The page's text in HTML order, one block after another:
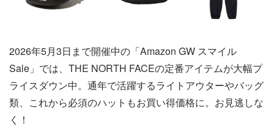
2026年5月3日まで開催中の「Amazon GW スマイル
Sale」では、THE NORTH FACEの定番アイテムが大幅プ
ライスダウン中。通年で活躍するライトアウターやバッグ
類、これから必須のハットもお買い得価格に。お見逃しな
く！